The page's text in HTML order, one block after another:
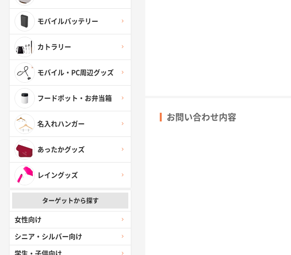
モバイルバッテリー
カトラリー
モバイル・PC周辺グッズ
フードポット・お弁当箱
名入れハンガー
あったかグッズ
レイングッズ
ターゲットから探す
女性向け
シニア・シルバー向け
学生・子供向け
お問い合わせ内容